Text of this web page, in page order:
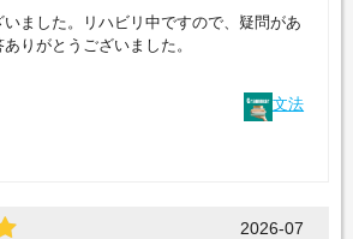
ました。リハビリ中ですので、疑問があ
りがとうございました。
文法
2026-07